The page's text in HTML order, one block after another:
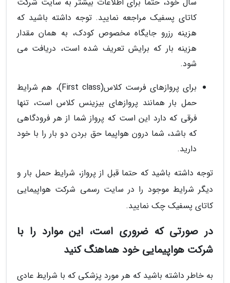
کاتای پسفیک مراجعه نمایید. توجه داشته باشید که
هزینه رزرو جایگاه مخصوص کودک، به همان مقدار
هزینه بار که برایش تعریف شده است، دریافت می
شود.
برای پروازهای فرست کلاس(First class)، هم شرایط
حمل بار همانند پروازهای بیزینس کلاس است، تنها
فرقی که دارد این است که پرواز شما از هر فرودگاهی
که باشد، شما درون هواپیما حق بردن دو بار را با خود
دارید.
توجه داشته باشید که حتما قبل از پرواز، شرایط حمل بار و
دیگر شرایط موجود را در سایت رسمی شرکت هواپیمایی
کاتای پسفیک چک نمایید.
در صورتی که ضروری است، این موارد را با
شرکت هواپیمایی خود هماهنگ کنید
به خاطر داشته باشید که هر مورد پزشکی که با شرایط عادی